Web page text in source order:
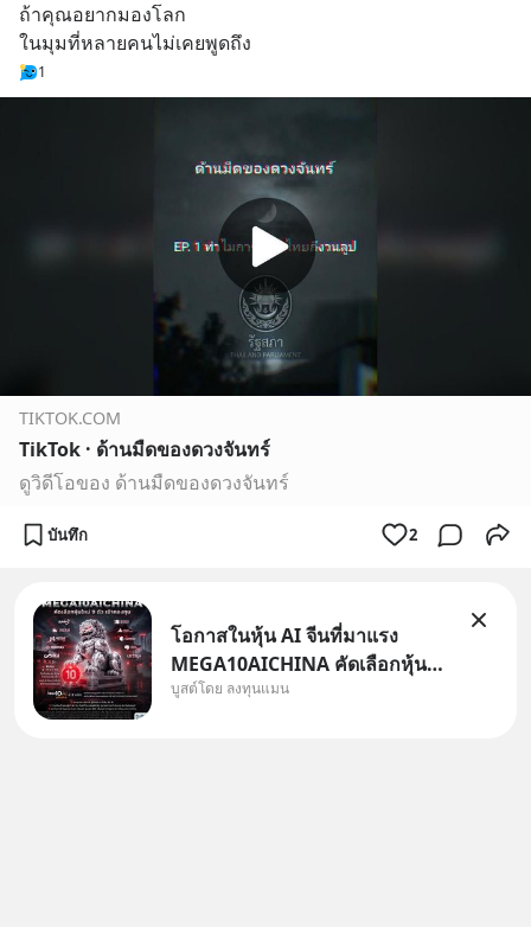
ถ้าคุณอยากมองโลก
ในมุมที่หลายคนไม่เคยพูดถึง
1
TIKTOK.COM
TikTok · ด้านมืดของดวงจันทร์
ดูวิดีโอของ ด้านมืดของดวงจันทร์
บันทึก 2
โอกาสในหุ้น AI จีนที่มาแรง
MEGA10AICHINA คัดเลือกหุ้น
ใหม่ 9 ตัว เข้ากองทุน.. ครอบคลุม
บูสต์โดย ลงทุนแมน